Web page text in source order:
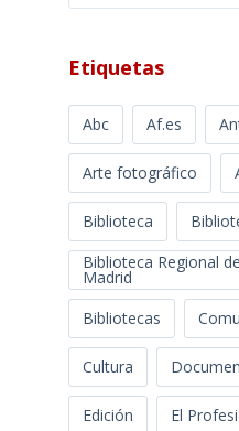
Etiquetas
Abc Af.es
Arte fotográfico
Biblioteca
Biblioteca Regional
Madrid
Bibliotecas
Cultura
Edición El